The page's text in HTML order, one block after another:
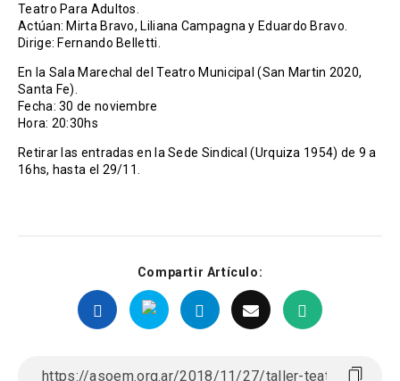
Teatro Para Adultos.
Actúan: Mirta Bravo, Liliana Campagna y Eduardo Bravo.
Dirige: Fernando Belletti.
En la Sala Marechal del Teatro Municipal (San Martin 2020,
Santa Fe).
Fecha: 30 de noviembre
Hora: 20:30hs
Retirar las entradas en la Sede Sindical (Urquiza 1954) de 9 a
16hs, hasta el 29/11.
Compartir Artículo: